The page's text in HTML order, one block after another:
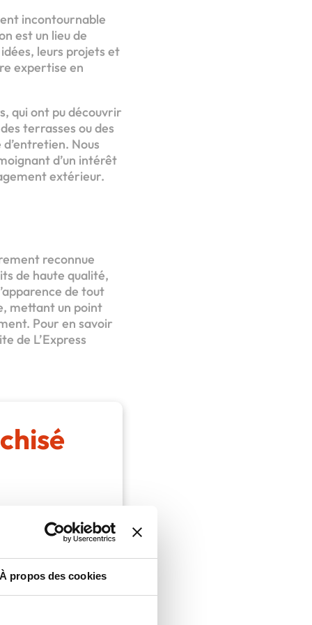
À propos des cookies
incontournable
est un lieu de
leurs projets et
expertise en
qui ont pu découvrir
terrasses ou des
Nous
d’un intérêt
extérieur.
reconnue
de haute qualité,
de tout
mettant un point
Pour en savoir
de L’Express